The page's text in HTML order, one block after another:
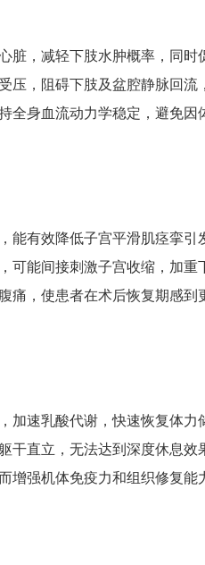
脏，减轻下肢水肿概率，同
压，阻碍下肢及盆腔静脉回流
全身血流动力学稳定，避免因
能有效降低子宫平滑肌痉挛引
能间接刺激子宫收缩，加重
痛，使患者在术后恢复期感到
加速乳酸代谢，快速恢复体力
干直立，无法达到深度休息
增强机体免疫力和组织修复能